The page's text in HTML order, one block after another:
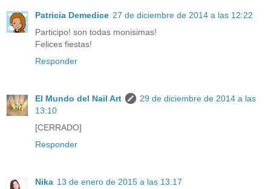
Patricia Demedice 27 de diciembre de 2014 a las 12:22
Participo! son todas monisimas!
Felices fiestas!
Responder
El Mundo del Nail Art
29 de diciembre de 2014 a las
13:10
[CERRADO]
Responder
Nika 13 de enero de 2015 a las 13:17